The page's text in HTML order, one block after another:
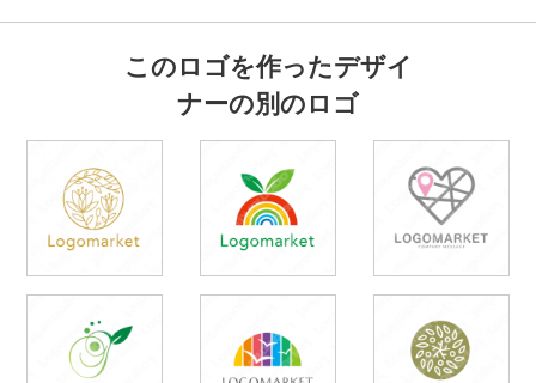
このロゴを作ったデザイ
ナーの別のロゴ